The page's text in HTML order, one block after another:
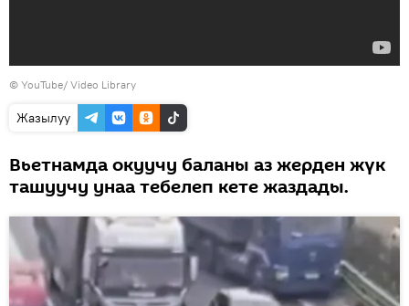
© YouTube/ Video Library
Жазылуу
Вьетнамда окуучу баланы аз жерден жүк
ташуучу унаа тебелеп кете жаздады.